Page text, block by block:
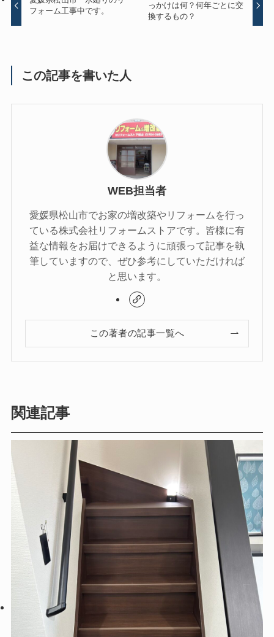
フォーム工事中です。
っかけは何？何年ごとに交
換するもの？
この記事を書いた人
WEB担当者
愛媛県松山市でお家の増改築やリフォームを行っ
ている株式会社リフォームストアです。皆様に有
益な情報をお届けできるように頑張って記事を執
筆していますので、ぜひ参考にしていただければ
と思います。
この著者の記事一覧へ
関連記事